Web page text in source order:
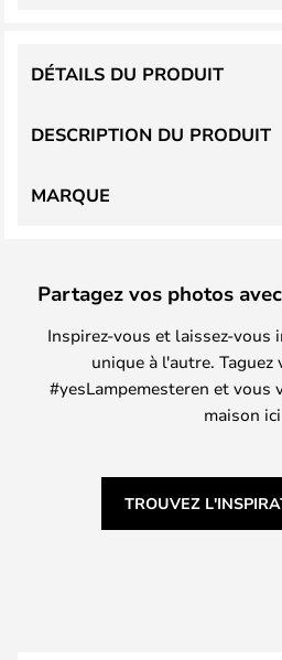
DESCRIPTION DU PRODUIT
DÉTAILS DU PRODUIT
MARQUE
Partagez vos photos
Inspirez-vous et laissez-vous
unique à l'autre. Taguez
#yesLampemesteren et vous
maison
TROUVEZ